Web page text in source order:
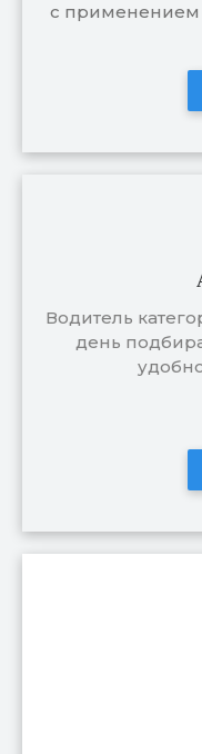
с применением
Водитель
день